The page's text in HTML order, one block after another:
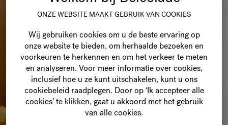
ONZE WEBSITE MAAKT GEBRUIK VAN COOKIES
Wij gebruiken cookies om u de beste ervaring op
onze website te bieden, om herhaalde bezoeken en
voorkeuren te herkennen en om het verkeer te meten
en analyseren. Voor meer informatie over cookies,
inclusief hoe u ze kunt uitschakelen, kunt u ons
cookiebeleid raadplegen. Door op ‘Ik accepteer alle
cookies’ te klikken, gaat u akkoord met het gebruik
van alle cookies.